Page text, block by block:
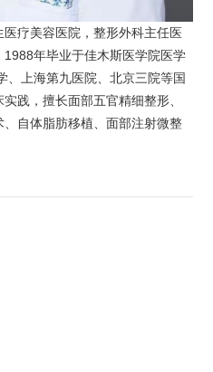
医疗美容医院，整形外科主任医
年毕业于佳木斯医学院医学
、上海第九医院、北京三院等国
践，擅长面部五官精细整形、
自体脂肪移植、面部注射微整